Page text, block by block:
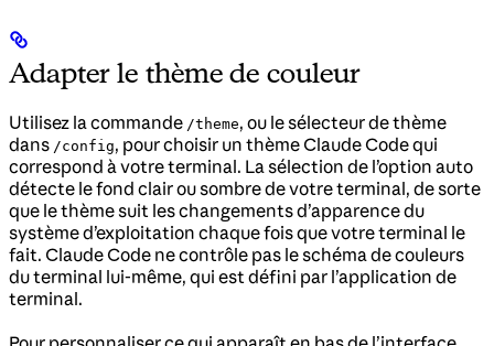
Adapter le thème de couleur
Utilisez la commande /theme, ou le sélecteur de thème
dans /config, pour choisir un thème Claude Code qui
correspond à votre terminal. La sélection de l’option auto
détecte le fond clair ou sombre de votre terminal, de sorte
que le thème suit les changements d’apparence du
système d’exploitation chaque fois que votre terminal le
fait. Claude Code ne contrôle pas le schéma de couleurs
du terminal lui-même, qui est défini par l’application de
terminal.